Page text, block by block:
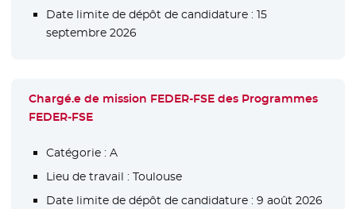
Date limite de dépôt de candidature : 15
septembre 2026
Chargé.e de mission FEDER-FSE des Programmes
FEDER-FSE
Catégorie : A
Lieu de travail : Toulouse
Date limite de dépôt de candidature : 9 août 2026